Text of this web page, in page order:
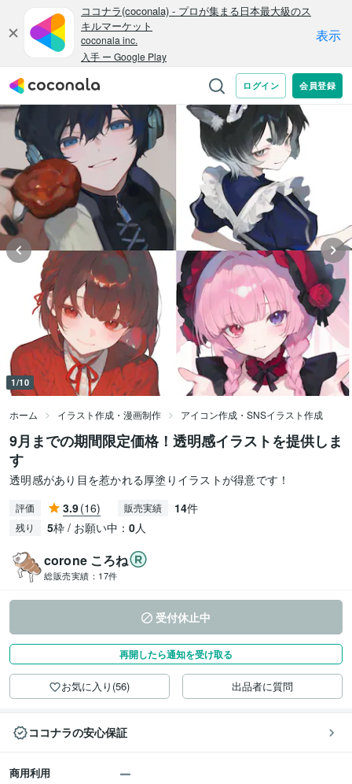
1/10
ホーム イラスト作成・漫画制作 アイコン作成・SNSイラスト作成
9月までの期間限定価格！透明感イラストを提供しま
す
透明感があり目を惹かれる厚塗りイラストが得意です！
評価 3.9(16) 販売実績 14件
残り 5枠 / お願い中： 0人
corone ころね
総販売実績： 17件
受付休止中
再開したら通知を受け取る
お気に入り(56) 出品者に質問
ココナラの安心保証
商用利用